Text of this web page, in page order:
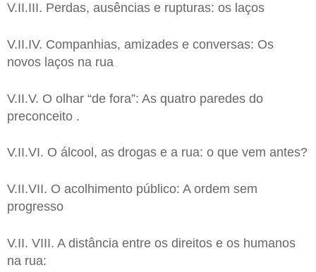
V.II.III. Perdas, ausências e rupturas: os laços
V.II.IV. Companhias, amizades e conversas: Os
novos laços na rua
V.II.V. O olhar “de fora”: As quatro paredes do
preconceito .
V.II.VI. O álcool, as drogas e a rua: o que vem antes?
V.II.VII. O acolhimento público: A ordem sem
progresso
V.II. VIII. A distância entre os direitos e os humanos
na rua: